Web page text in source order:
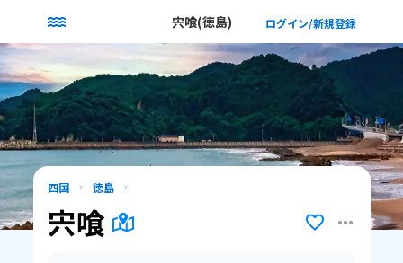
宍喰(徳島) ログイン/新規登録
四国 徳島
宍喰